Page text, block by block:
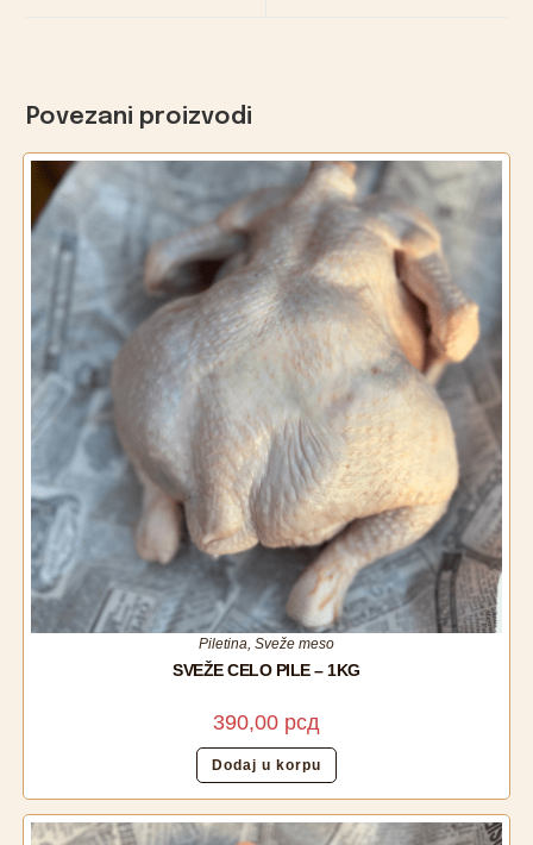
Povezani proizvodi
Piletina, Sveže meso
SVEŽE CELO PILE – 1KG
390,00 рсд
Dodaj u korpu